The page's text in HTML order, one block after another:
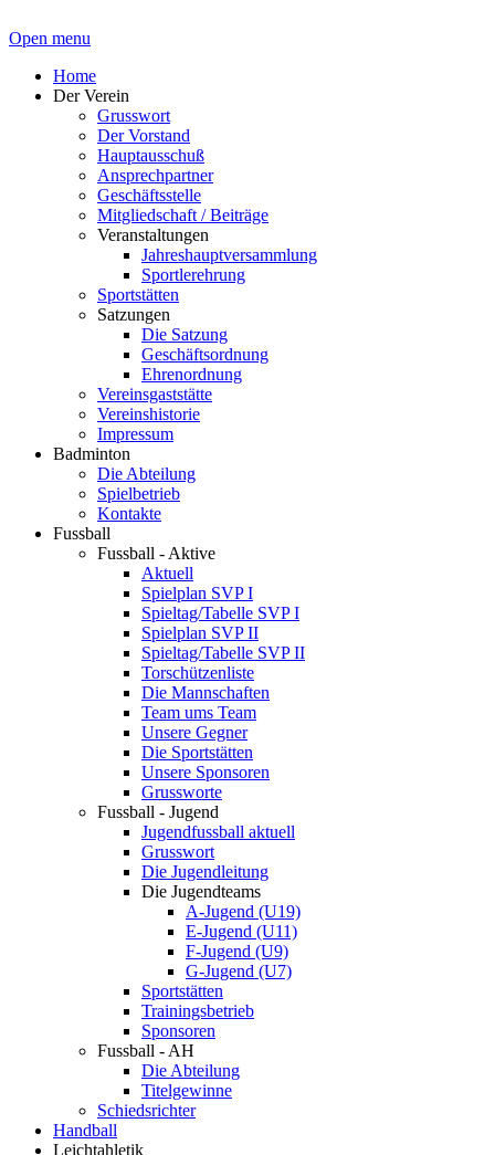
Open menu
Home
Der Verein
Grusswort
Der Vorstand
Hauptausschuß
Ansprechpartner
Geschäftsstelle
Mitgliedschaft / Beiträge
Veranstaltungen
Jahreshauptversammlung
Sportlerehrung
Sportstätten
Satzungen
Die Satzung
Geschäftsordnung
Ehrenordnung
Vereinsgaststätte
Vereinshistorie
Impressum
Badminton
Die Abteilung
Spielbetrieb
Kontakte
Fussball
Fussball - Aktive
Aktuell
Spielplan SVP I
Spieltag/Tabelle SVP I
Spielplan SVP II
Spieltag/Tabelle SVP II
Torschützenliste
Die Mannschaften
Team ums Team
Unsere Gegner
Die Sportstätten
Unsere Sponsoren
Grussworte
Fussball - Jugend
Jugendfussball aktuell
Grusswort
Die Jugendleitung
Die Jugendteams
A-Jugend (U19)
E-Jugend (U11)
F-Jugend (U9)
G-Jugend (U7)
Sportstätten
Trainingsbetrieb
Sponsoren
Fussball - AH
Die Abteilung
Titelgewinne
Schiedsrichter
Handball
Leichtahletik